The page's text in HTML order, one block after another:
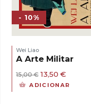
- 10%
Wei Liao
A Arte Militar
15,00€ O
preço
13,50 €
preço
ADICIONAR